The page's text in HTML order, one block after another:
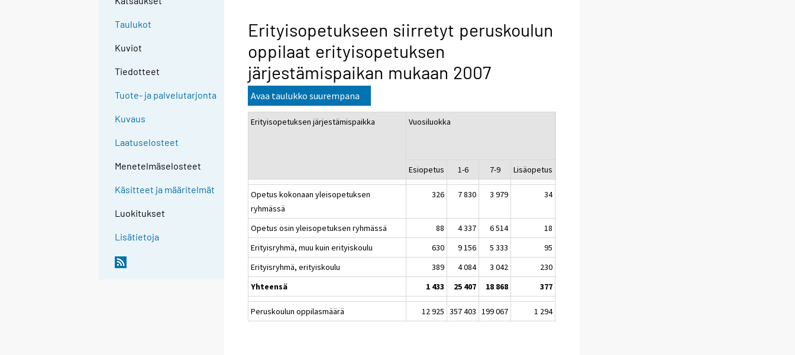
Taulukot
Kuviot
Tiedotteet
Tuote- ja palvelutarjonta
Kuvaus
Laatuselosteet
Menetelmäselosteet
Käsitteet ja määritelmät
Luokitukset
Lisätietoja
Erityisopetukseen siirretyt peruskoulun
oppilaat erityisopetuksen
järjestämispaikan mukaan 2007
Avaa taulukko suurempana
Erityisopetuksen järjestämispaikka Vuosiluokka
Esiopetus
1-6 7-9 Lisäopetus
Opetus kokonaan yleisopetuksen
ryhmässä
326 7 830 3 979 34
Opetus osin yleisopetuksen ryhmässä 88 4 337 6 514 18
Erityisryhmä, muu kuin erityiskoulu
630 9 156 5 333 95
Erityisryhmä, erityiskoulu
389 4 084 3 042 230
Yhteensä
1 433 25 407 18 868 377
Peruskoulun oppilasmäärä 12 925 357 403 199 067 1 294